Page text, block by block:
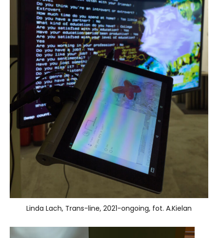
Linda Lach, Trans-line, 2021-ongoing, fot. A.Kielan